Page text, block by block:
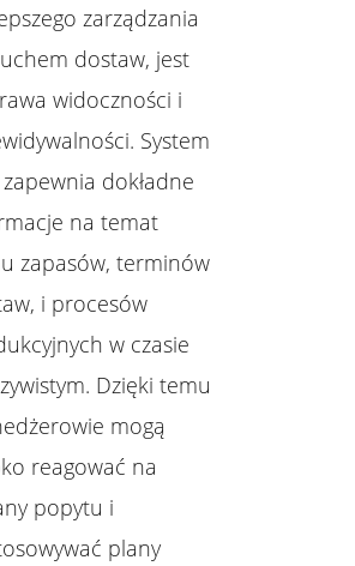
zarządzania
dostaw, jest
widoczności i
System
zapewnia dokładne
na temat
zapasów, terminów
i procesów
w czasie
Dzięki temu
mogą
reagować na
popytu i
plany